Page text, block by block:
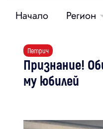
Начало Регион
Петрич
Признание!
му юбилей